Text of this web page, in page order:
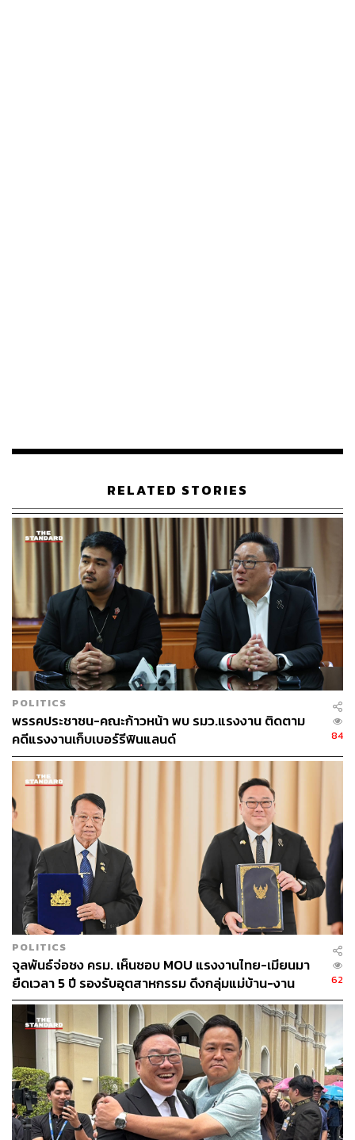
ของรัฐบาลดูเหมือนจะย้อนแย้งกัน ทางหนึ่งต้องการเพิ่มราย
ได้จากการท่องเที่ยว แต่อีกทางดูเหมือนว่าต้องการจะขจัด
การพนันเถื่อน ซึ่งทั้ง 2 เรื่องนี้ ขอยืนยันว่าไปพร้อมกันไม่ได้
คำนูณกล่าวด้วยว่า ในเรื่องของการแก้ไขการพนัน ถ้าเข้ม
งวดมากเท่าไหร่ ยิ่งทำให้สร้างความไม่ไว้ใจให้นักพนัน ก่อน
จะถามว่าได้มีข้อมูลหรือไม่ ว่ากาสิโนจะมีจุดคุ้มทุนเมื่อมี
สัดส่วนของผู้เล่นในประเทศเท่าไหร่ ซึ่งกฎหมายนี้จะมีการ
เปลี่ยนแปลงเรื่อยๆ เพราะเมื่อผ่านชั้น สส. ก็ต้องไปเจอ สว.
จุลพันธ์ตอบว่า ที่จริงแล้วไม่ใช่เรื่องย้อนแย้งกัน เป้าหมายเรา
มี 2 มิติอยู่แล้ว เรื่องแรกคือรายได้จากการท่องเที่ยวที่เพิ่มขึ้น
เพราะการลงทุนแสนกว่าล้าน อย่างไร​ GDP ก็ขึ้น อีกเรื่องคือ
การลดการพนันผิดกฎหมาย ถ้าจะบอกให้หมดไปเลย​ คงไม่ได้​
ส่วนข้อกังวลเรื่องการฟอกเงิน จุลพันธ์กล่าวว่า ข้อเท็จจริง
กลไกและเทคโนโลยีในปัจจุบันทำให้กระบวนการในการฟอก
เงินที่นี่ไม่ใช่ตัวเลือกที่ต้องเลือก เพราะยากลำบาก มีกล้องจับ
อยู่ตลอดเวลา กระบวนการนำเงินเข้าสามารถตรวจสอบได้ว่า
เงินมาจากแหล่งไหน และสามารถชี้แจงให้ชัด ดังนั้น ถ้า
กลไกและการกำกับดูแลของเราเป็นไปโดยรัดกุม เชื่อว่าเรื่อง
พวกนี้สามารถป้องกันได้ เราต้องเอามาตรฐานที่มีอยู่ในระดับ
โลกเอาเข้ามาใช้
ด้าน จรัญ ภักดีธนากุล อดีตตุลาการศาลรัฐธรรมนูญ ใน
ฐานะกรรมาธิการ สัดส่วนบุคคลภายนอก ตั้งคำถามว่าทำไม
ไม่ทำศูนย์การแพทย์ (Medical Center) ซึ่งจะคุ้มทุนมากกว่า
การสร้างแบบนี้ จะมีรายได้เข้าประเทศเยอะมาก คิดแบบ
บ้านๆ เราได้ 30% เจ้าของทุนได้ 70% เป็นแบบนี้หรือไม่ แล้ว
ทำไมรัฐบาลไม่ลงทุนเอง เงิน 5 แสนล้านบาท ที่ละลายแม่น้ำ
เอามาลงทุนให้เกิดขึ้นจริง เต็มเม็ดเต็มหน่วย ไม่ต้องแบ่งให้
ใคร
จากนั้นจุลพันธ์ชี้แจงว่า กระบวนการแก้กฎหมายหลักการ
RELATED STORIES
POLITICS
พรรคประชาชน-คณะก้าวหน้า พบ รมว.แรงงาน ติดตาม
คดีแรงงานเก็บเบอร์รีฟินแลนด์
84
POLITICS
จุลพันธ์จ่อชง ครม. เห็นชอบ MOU แรงงานไทย-เมียนมา
ยืดเวลา 5 ปี รองรับอุตสาหกรรม ดึงกลุ่มแม่บ้าน-งาน
อิสระเข้าสู่ระบบประกันสังคม
62